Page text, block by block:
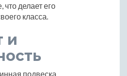
делает его
класса.
и
подвеска